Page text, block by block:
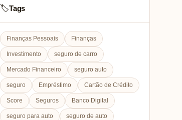
🏷️Tags
Finanças Pessoais Finanças
Investimento seguro de carro
Mercado Financeiro seguro auto
seguro Empréstimo Cartão de Crédito
Score Seguros Banco Digital
seguro para auto seguro de auto